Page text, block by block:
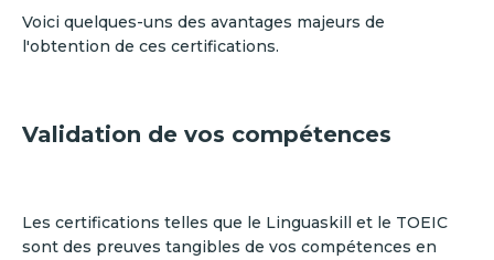
Voici quelques-uns des avantages majeurs de
l'obtention de ces certifications.
Validation de vos compétences
Les certifications telles que le Linguaskill et le TOEIC
sont des preuves tangibles de vos compétences en